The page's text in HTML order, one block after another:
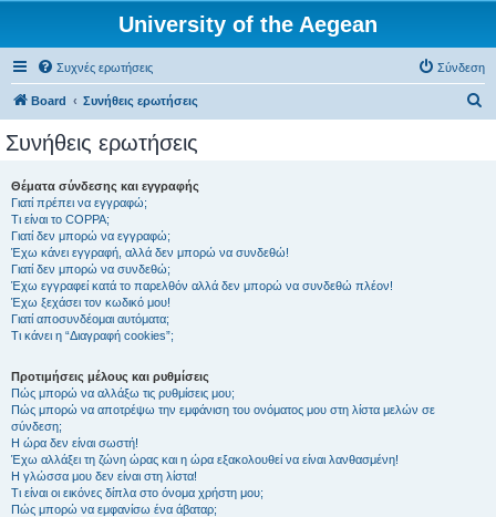
University of the Aegean
Συχνές ερωτήσεις Σύνδεση
Board Συνήθεις ερωτήσεις
Συνήθεις ερωτήσεις
Θέματα σύνδεσης και εγγραφής
Γιατί πρέπει να εγγραφώ;
Τι είναι το COPPA;
Γιατί δεν μπορώ να εγγραφώ;
Έχω κάνει εγγραφή, αλλά δεν μπορώ να συνδεθώ!
Γιατί δεν μπορώ να συνδεθώ;
Έχω εγγραφεί κατά το παρελθόν αλλά δεν μπορώ να συνδεθώ πλέον!
Έχω ξεχάσει τον κωδικό μου!
Γιατί αποσυνδέομαι αυτόματα;
Τι κάνει η “Διαγραφή cookies”;
Προτιμήσεις μέλους και ρυθμίσεις
Πώς μπορώ να αλλάξω τις ρυθμίσεις μου;
Πώς μπορώ να αποτρέψω την εμφάνιση του ονόματος μου στη λίστα μελών σε
σύνδεση;
Η ώρα δεν είναι σωστή!
Έχω αλλάξει τη ζώνη ώρας και η ώρα εξακολουθεί να είναι λανθασμένη!
Η γλώσσα μου δεν είναι στη λίστα!
Τι είναι οι εικόνες δίπλα στο όνομα χρήστη μου;
Πώς μπορώ να εμφανίσω ένα άβαταρ;